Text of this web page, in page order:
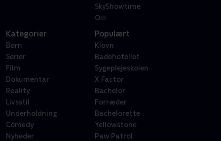
SkyShowtime
Oiii
Kategorier
Børn
Serier
Film
Dokumentar
Reality
Livsstil
Underholdning
Comedy
Nyheder
Populært
Klovn
Badehotellet
Sygeplejeskolen
X Factor
Bachelor
Forræder
Bachelorette
Yellowstone
Paw Patrol